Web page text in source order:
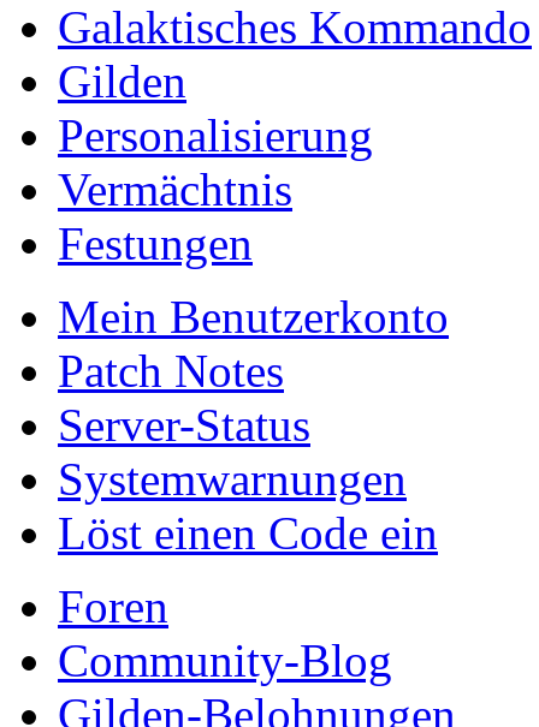
Galaktisches Kommando
Gilden
Personalisierung
Vermächtnis
Festungen
Mein Benutzerkonto
Patch Notes
Server-Status
Systemwarnungen
Löst einen Code ein
Foren
Community-Blog
Gilden-Belohnungen